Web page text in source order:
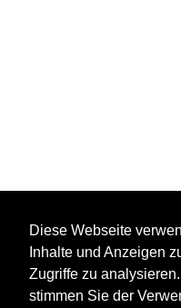
Diese Webseite
Inhalte und Anzeigen
Zugriffe zu
stimmen Sie der